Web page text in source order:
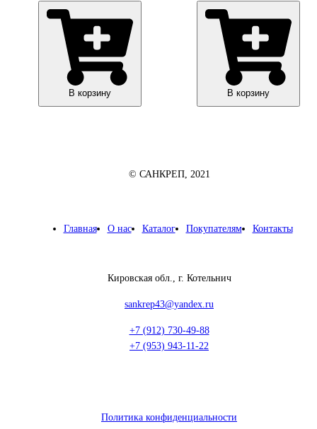
В корзину В корзину
© САНКРЕП, 2021
Главная О нас Каталог Покупателям Контакты
Кировская обл., г. Котельнич
sankrep43@yandex.ru
+7 (912) 730-49-88
+7 (953) 943-11-22
Политика конфиденциальности